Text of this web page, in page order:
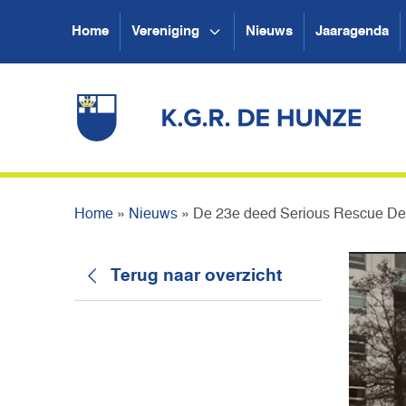
Home Vereniging Nieuws Jaaragenda
Home » Nieuws » De 23e deed Serious Rescue
Terug naar overzicht